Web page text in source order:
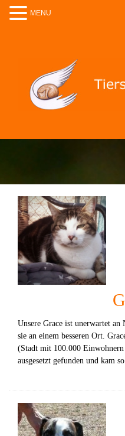
Unsere Grace ist unerwartet an
sie an einem besseren Ort.
(Stadt mit 100.000
ausgesetzt gefunden und kam
MENU